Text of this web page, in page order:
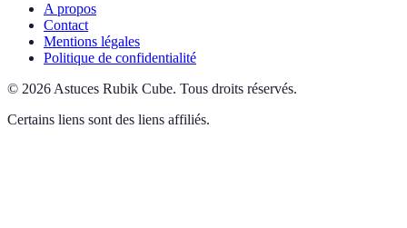
A propos
Contact
Mentions légales
Politique de confidentialité
© 2026 Astuces Rubik Cube. Tous droits réservés.
Certains liens sont des liens affiliés.